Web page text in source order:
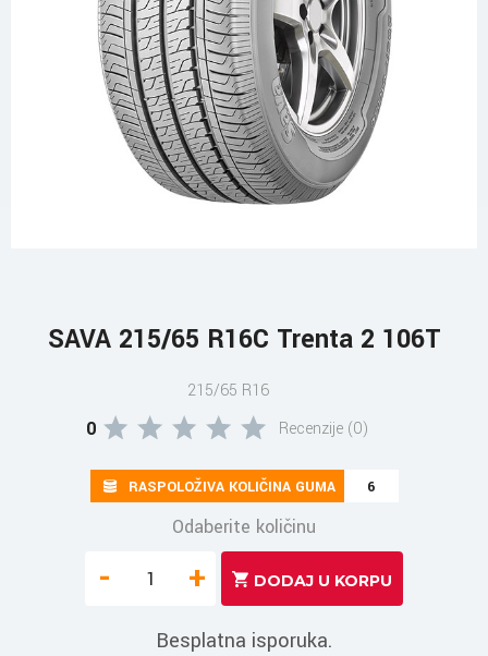
SAVA 215/65 R16C Trenta 2 106T
215/65 R16
0 Recenzije (0)
RASPOLOŽIVA KOLIČINA GUMA 6
Odaberite količinu
- +
Besplatna isporuka.